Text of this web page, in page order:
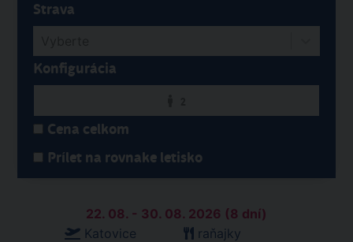
Strava
Konfigurácia
Cena celkom
Prílet na rovnake letisko
22. 08. - 30. 08. 2026 (8 dní)
Katovice
raňajky